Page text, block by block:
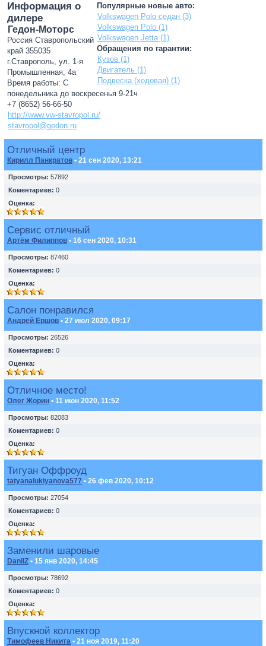
Популярные новые авто:
Volkswagen Polo седан (3)
Volkswagen Polo (1)
Volkswagen Jetta (1)
Обращения по гарантии:
Кузов (1)
Двигатель (1)
Подвеска (ходовая) (1)
Информация о
дилере
Гедон-Моторс
Россия Ставропольский
край 355035
г.Ставрополь, ул. 1-я
Промышленная, 4а
Время работы: С
понедельника до воскресенья 9-21ч
+7 (8652) 56-66-50
http://www.vw-stavropol.ru/
stavropol@gedon.ru
Отличный центр
Кирилл Панкратов • 21 сен 2020, 13:21
Просмотры: 57892
Коментариев: 0
Оценка:
Сервис отличный
Артём Филиппов • 16 сен 2020, 10:31
Просмотры: 87460
Коментариев: 0
Оценка:
Салон понравился
Андрей Ершов • 27 июл 2020, 09:17
Просмотры: 26526
Коментариев: 0
Оценка:
Отличное место!
Олег Жорин • 11 июн 2020, 11:52
Просмотры: 82083
Коментариев: 0
Оценка:
Тигуан Оффроуд
tatyanalukiyanova577 • 26 фев 2020, 10:12
Просмотры: 27054
Коментариев: 0
Оценка:
Заменили шаровые
DanilZ • 15 янв 2020, 14:45
Просмотры: 78692
Коментариев: 0
Оценка:
Впускной коллектор
Тимофеев Никита • 21 ноя 2019, 11:20